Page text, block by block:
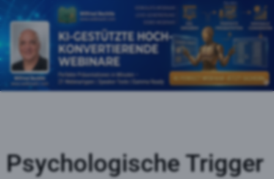
Psychologische Trigger